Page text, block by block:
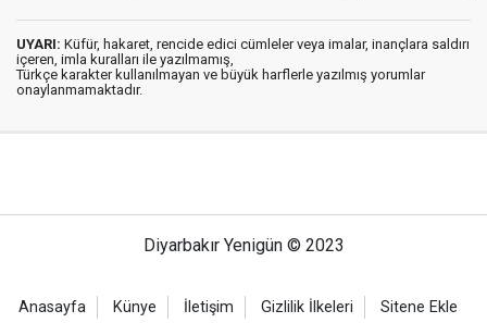
UYARI: Küfür, hakaret, rencide edici cümleler veya imalar, inançlara saldırı
içeren, imla kuralları ile yazılmamış,
Türkçe karakter kullanılmayan ve büyük harflerle yazılmış yorumlar
onaylanmamaktadır.
Diyarbakır Yenigün © 2023
Anasayfa Künye İletişim Gizlilik İlkeleri Sitene Ekle